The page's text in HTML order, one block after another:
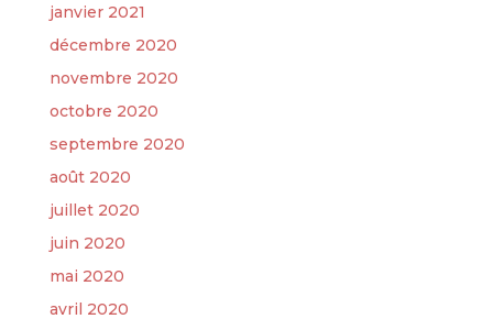
janvier 2021
décembre 2020
novembre 2020
octobre 2020
septembre 2020
août 2020
juillet 2020
juin 2020
mai 2020
avril 2020